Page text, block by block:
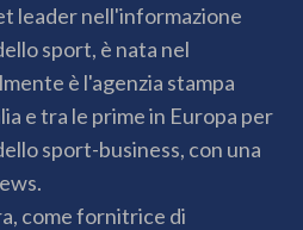
leader nell'informazione
sport, è nata nel
è l'agenzia stampa
e tra le prime in Europa per
sport-business, con una
come fornitrice di